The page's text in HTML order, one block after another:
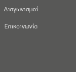
Διαγωνισμοί
Επικοινωνία